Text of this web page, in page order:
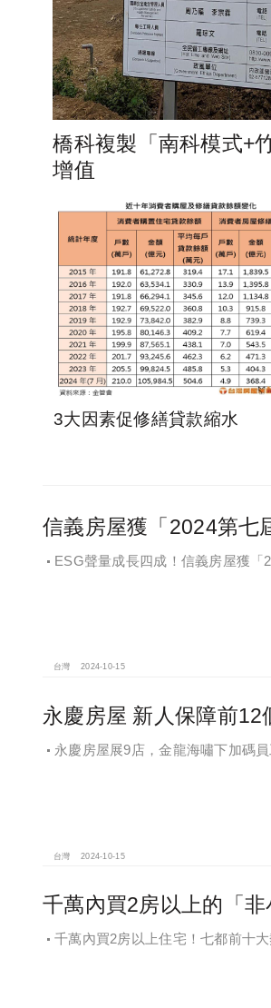
橋科複製「南科模式+
增值
3大因素促修繕貸款縮水
信義房屋獲「2024第七
ESG聲量成長四成！信義房屋獲
台灣 2024-10-15
永慶房屋 新人保障前12
永慶房屋展9店，金龍海嘯下加碼
台灣 2024-10-15
千萬內買2房以上的「非
千萬內買2房以上住宅！七都前十